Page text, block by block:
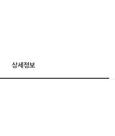
상세정보